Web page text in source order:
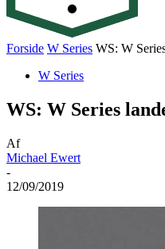
Forside W Series WS: W
W Series
WS: W Series
Af
Michael Ewert
-
12/09/2019